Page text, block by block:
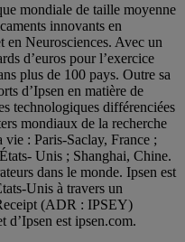
mondiale de taille moyenne
innovants en
en Neurosciences. Avec un
d’euros pour l’exercice
plus de 100 pays. Outre sa
d’Ipsen en matière de
technologiques différenciées
mondiaux de la recherche
: Paris-Saclay, France ;
Unis ; Shanghai, Chine.
dans le monde. Ipsen est
Unis à travers un
(ADR : IPSEY)
d’Ipsen est ipsen.com.